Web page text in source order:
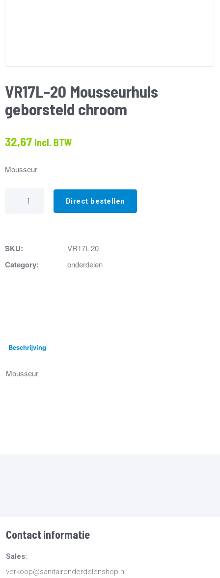
VR17L-20 Mousseurhuls
geborsteld chroom
32,67 Incl. BTW
Mousseur
Direct bestellen
SKU: VR17L-20
Category: onderdelen
Beschrijving
Mousseur
Contact informatie
Sales:
verkoop@sanitaironderdelenshop.nl